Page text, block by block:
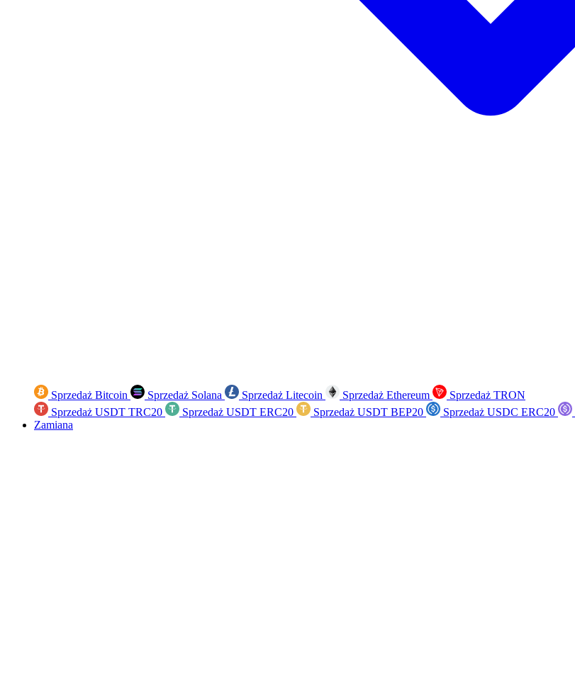
Sprzedaż Bitcoin Sprzedaż Solana Sprzedaż Litecoin Sprzedaż Ethereum
Sprzedaż TRON
Sprzedaż USDT TRC20
Sprzedaż USDT ERC20 Sprzedaż USDT BEP20 Sprzedaż USDC ERC20
Zamiana